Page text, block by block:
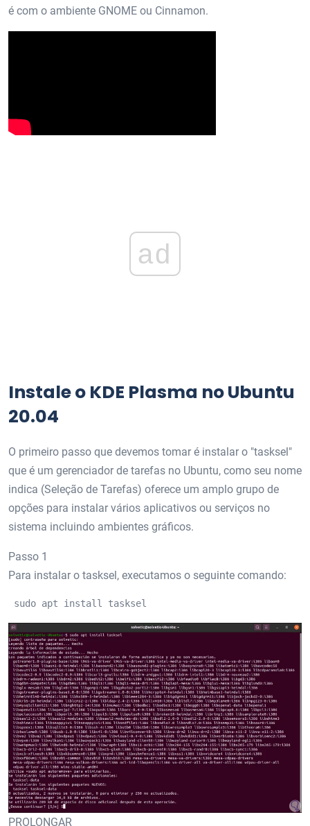
é com o ambiente GNOME ou Cinnamon.
ad
Instale o KDE Plasma no Ubuntu
20.04
O primeiro passo que devemos tomar é instalar o "tasksel"
que é um gerenciador de tarefas no Ubuntu, como seu nome
indica (Seleção de Tarefas) oferece um amplo grupo de
opções para instalar vários aplicativos ou serviços no
sistema incluindo ambientes gráficos.
Passo 1
Para instalar o tasksel, executamos o seguinte comando:
sudo apt install tasksel
PROLONGAR